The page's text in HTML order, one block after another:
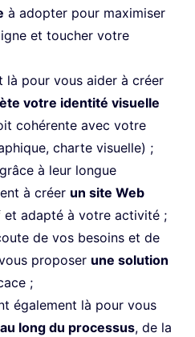
à adopter pour maximiser
et toucher votre
là pour vous aider à créer
ète votre identité visuelle
cohérente avec votre
charte visuelle) ;
à leur longue
à créer un site Web
et adapté à votre activité ;
de vos besoins et de
proposer une solution
;
également là pour vous
long du processus, de la